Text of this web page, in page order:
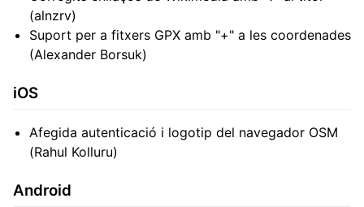
(alnzrv)
Suport per a fitxers GPX amb "+" a les coordenades
(Alexander Borsuk)
iOS
Afegida autenticació i logotip del navegador OSM
(Rahul Kolluru)
Android